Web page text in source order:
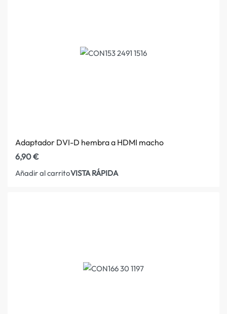
Adaptador DVI-D hembra a HDMI macho
6,90€
Añadir al carritoVISTA RÁPIDA